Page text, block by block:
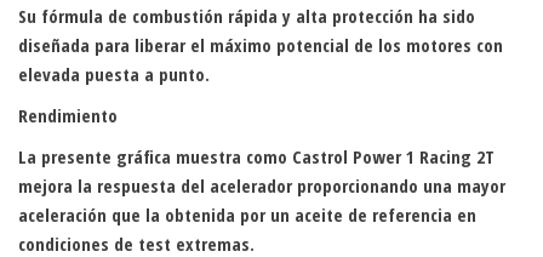
Su fórmula de combustión rápida y alta protección ha sido
diseñada para liberar el máximo potencial de los motores con
elevada puesta a punto.
Rendimiento
La presente gráfica muestra como Castrol Power 1 Racing 2T
mejora la respuesta del acelerador proporcionando una mayor
aceleración que la obtenida por un aceite de referencia en
condiciones de test extremas.